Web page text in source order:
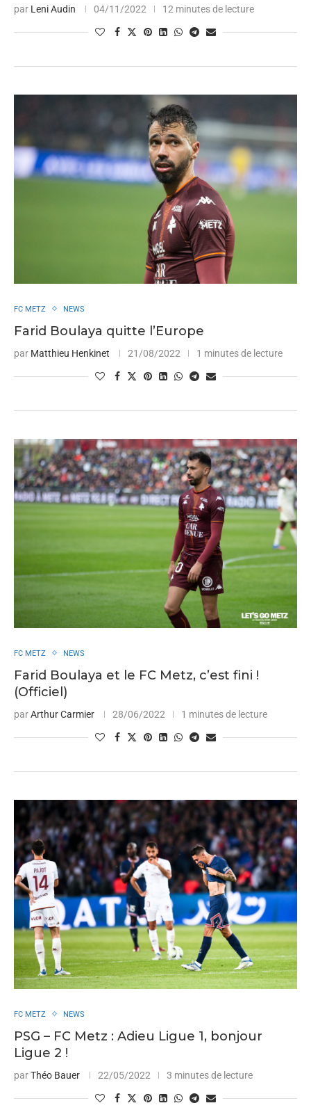
par Leni Audin 04/11/2022 12 minutes de lecture
FC METZ NEWS
Farid Boulaya quitte l’Europe
par Matthieu Henkinet 21/08/2022 1 minutes de lecture
FC METZ NEWS
Farid Boulaya et le FC Metz, c’est fini !
(Officiel)
parArthur Carmier 28/06/2022 1 minutes de lecture
FC METZ NEWS
PSG – FC Metz : Adieu Ligue 1, bonjour
Ligue 2 !
parThéo Bauer 22/05/2022 3 minutes de lecture